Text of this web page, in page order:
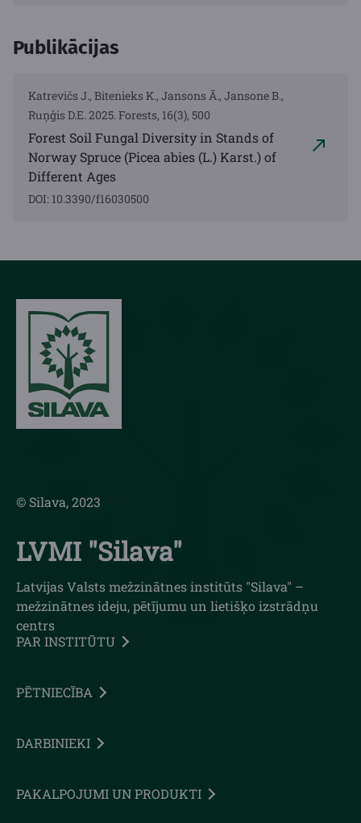
Publikācijas
Katrevičs J., Bitenieks K., Jansons Ā., Jansone B.,
Ruņģis D.E. 2025. Forests, 16(3), 500
Forest Soil Fungal Diversity in Stands of
Norway Spruce (Picea abies (L.) Karst.) of
Different Ages
DOI: 10.3390/f16030500
© Silava, 2023
LVMI "Silava"
Latvijas Valsts mežzinātnes institūts "Silava" –
mežzinātnes ideju, pētījumu un lietišķo izstrādņu
centrs
PAR INSTITŪTU
PĒTNIECĪBA
DARBINIEKI
PAKALPOJUMI UN PRODUKTI